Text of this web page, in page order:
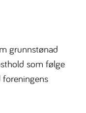
grunnstønad
som følge